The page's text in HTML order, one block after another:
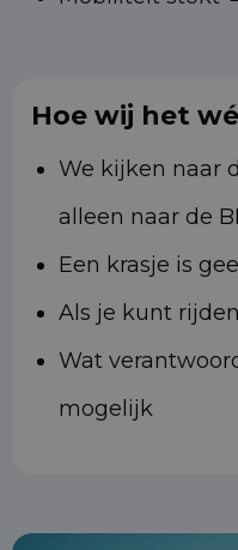
Hoe wij het
We kijken naar
alleen naar de
Een krasje is
Als je kunt
Wat
mogelijk